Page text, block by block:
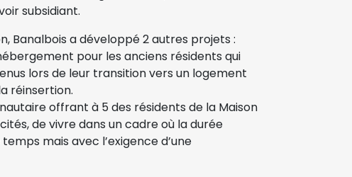
subsidiant.
Banalbois a développé 2 autres projets :
pour les anciens résidents qui
lors de leur transition vers un logement
réinsertion.
offrant à 5 des résidents de la Maison
de vivre dans un cadre où la durée
mais avec l’exigence d’une